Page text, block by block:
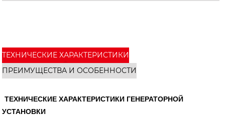
ТЕХНИЧЕСКИЕ ХАРАКТЕРИСТИКИ
ПРЕИМУЩЕСТВА И ОСОБЕННОСТИ
ТЕХНИЧЕСКИЕ ХАРАКТЕРИСТИКИ ГЕНЕРАТОРНОЙ
УСТАНОВКИ